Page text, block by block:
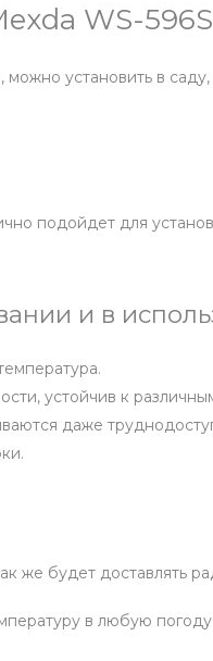
WS-596S
установить в
подойдет для
и в
устойчив к
даже
же будет доставлять
в любую